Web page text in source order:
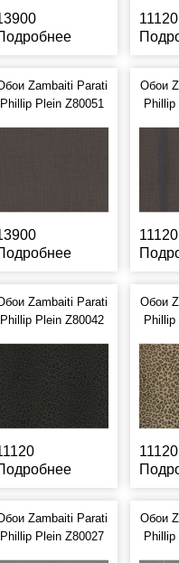
11120
Zambaiti Parati
Phillip Plein Z80051
Обои
Phillip
11120
Zambaiti Parati
Phillip Plein Z80042
Обои
Phillip
11120
Zambaiti Parati
Phillip Plein Z80027
Обои
Phillip